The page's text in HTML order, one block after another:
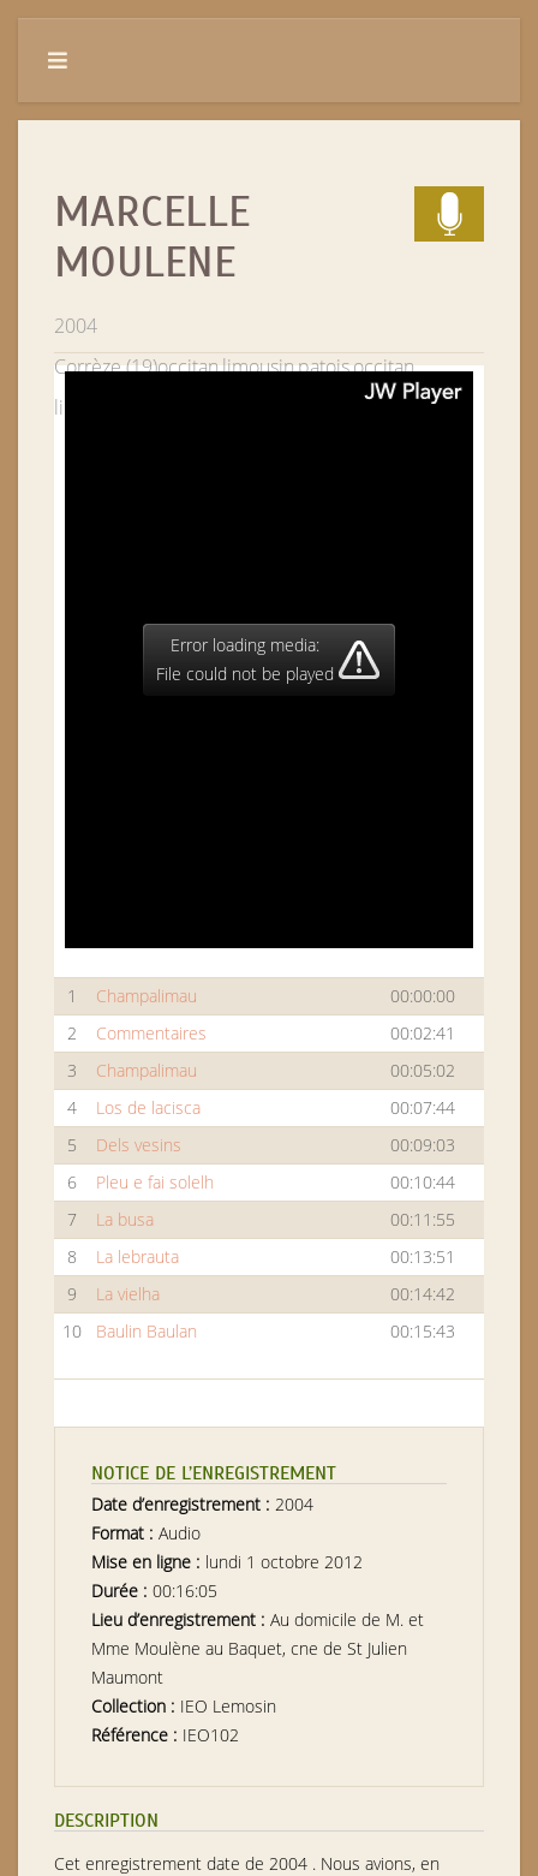
MARCELLE
MOULENE
2004
Corrèze (19)occitan,limousin,patois,occitan
limousin
Error loading media:
File could not be played
1 Champalimau
00:00:00
2
Commentaires
00:02:41
3
Champalimau
00:05:02
4
Los de lacisca
00:07:44
5
Dels vesins
00:09:03
6
Pleu e fai solelh
00:10:44
7
La busa
00:11:55
8
La lebrauta
00:13:51
9
La vielha
00:14:42
10
Baulin Baulan 00:15:43
NOTICE DE L’ENREGISTREMENT
Date d’enregistrement : 2004
Format : Audio
Mise en ligne : lundi 1 octobre 2012
Durée : 00:16:05
Lieu d’enregistrement : Au domicile de M. et
Mme Moulène au Baquet, cne de St Julien
Maumont
Collection : IEO Lemosin
Référence : IEO102
DESCRIPTION
Cet enregistrement date de 2004 . Nous avions, en